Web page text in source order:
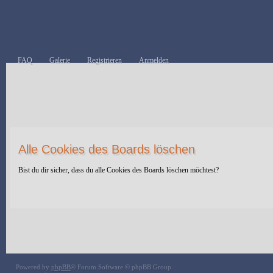
FAQ Galerie Registrieren Anmelden
Alle Cookies des Boards löschen
Bist du dir sicher, dass du alle Cookies des Boards löschen möchtest?
Powered by phpBB® Forum Software © phpBB Group